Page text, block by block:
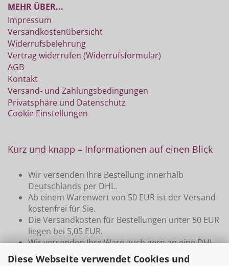
Diese Webseite verwendet Cookies und
MEHR ÜBER...
Impressum
Versandkostenübersicht
Widerrufsbelehrung
Vertrag widerrufen (Widerrufsformular)
AGB
Kontakt
Versand- und Zahlungsbedingungen
Privatsphäre und Datenschutz
Cookie Einstellungen
Kurz und knapp – Informationen auf einen Blick
Wir versenden Ihre Bestellung innerhalb
Deutschlands per DHL.
Ab einem Warenwert von 50 EUR ist der Versand
kostenfrei für Sie.
Die Versandkosten für Bestellungen unter 50 EUR
liegen bei 5,05 EUR.
Wir versenden Ihre Ware auch gern an eine DHL-
Packstation